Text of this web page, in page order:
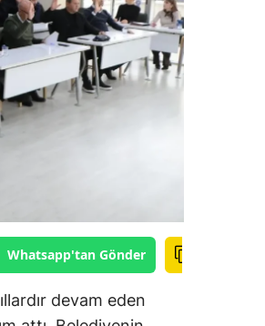
Whatsapp'tan Gönder
devam eden